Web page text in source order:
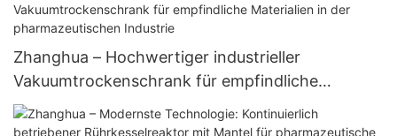
Zhanghua – Hochwertiger industrieller
Vakuumtrockenschrank für empfindliche
Materialien in der pharmazeutischen Industrie